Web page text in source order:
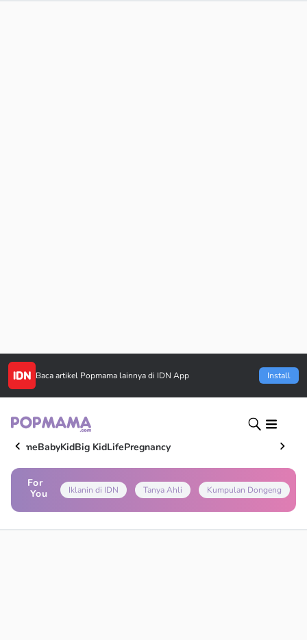
Baca artikel Popmama lainnya di IDN App Install
HomeBabyKidBig KidLifePregnancy
For
You
Iklanin di IDN Tanya Ahli Kumpulan Dongeng